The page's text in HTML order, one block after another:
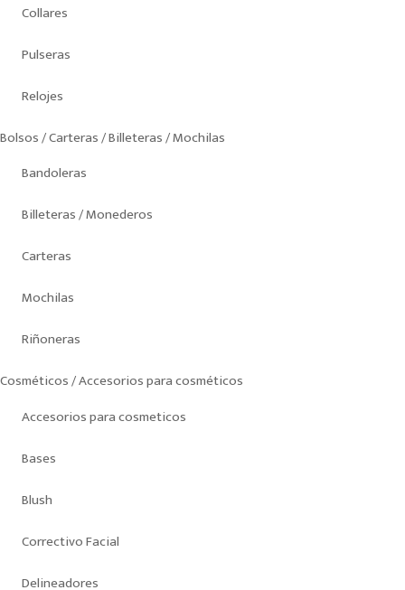
Collares
Pulseras
Relojes
Bolsos / Carteras / Billeteras / Mochilas
Bandoleras
Billeteras / Monederos
Carteras
Mochilas
Riñoneras
Cosméticos / Accesorios para cosméticos
Accesorios para cosmeticos
Bases
Blush
Correctivo Facial
Delineadores